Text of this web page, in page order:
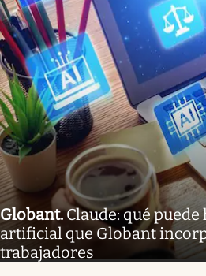
Globant.Claude: qué
artificial que Globant
trabajadores